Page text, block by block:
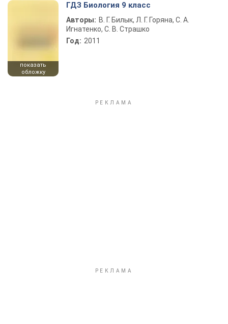
показать
обложку
ГДЗ Биология 9 класс
Авторы: В. Г. Билык, Л. Г. Горяна, С. А.
Игнатенко, С. В. Страшко
Год: 2011